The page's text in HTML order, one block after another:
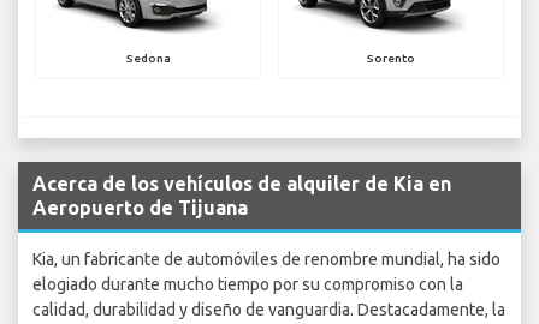
Sedona Sorento
Acerca de los vehículos de alquiler de Kia en
Aeropuerto de Tijuana
Kia, un fabricante de automóviles de renombre mundial, ha sido
elogiado durante mucho tiempo por su compromiso con la
calidad, durabilidad y diseño de vanguardia. Destacadamente, la